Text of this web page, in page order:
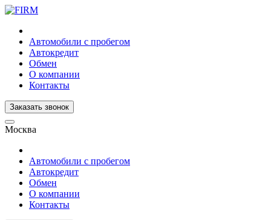
Автомобили с пробегом
Автокредит
Обмен
О компании
Контакты
Заказать звонок
Москва
Автомобили с пробегом
Автокредит
Обмен
О компании
Контакты